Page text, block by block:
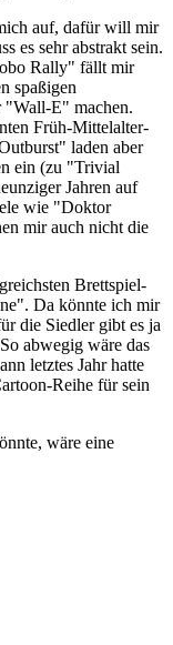
auf, dafür will mir
es sehr abstrakt sein.
Rally" fällt mir
spaßigen
E" machen.
Früh-Mittelalter-
laden aber
ein (zu "Trivial
Jahren auf
wie "Doktor
mir auch nicht die
Brettspiel-
Da könnte ich mir
die Siedler gibt es ja
abwegig wäre das
letztes Jahr hatte
Reihe für sein
wäre eine